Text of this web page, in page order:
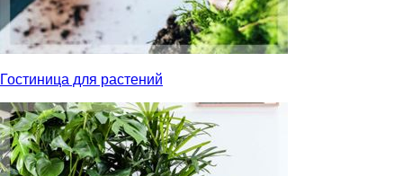
Гостиница для растений